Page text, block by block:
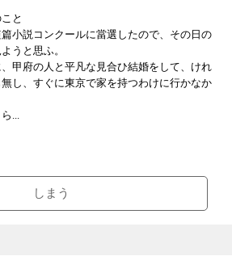
と
小説コンクールに當選したので、その日の
うと思ふ。
甲府の人と平凡な見合ひ結婚をして、けれ
し、すぐに東京で家を持つわけに行かなか
...
しまう